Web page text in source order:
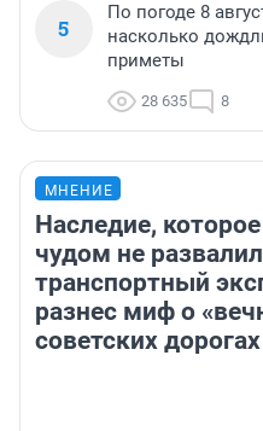
5
По погоде 8
насколько
приметы
28 635 8
МНЕНИЕ
Наследие, которое
чудом не
транспортный
разнес миф о
советских дорогах